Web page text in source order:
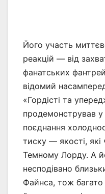
Його участь
реакцій — від
фанатських
відомий
«Гордісті та
продемонстрував у
поєднання
тиску — якості,
Темному Лорду. А
несподівано
Файнса, тож